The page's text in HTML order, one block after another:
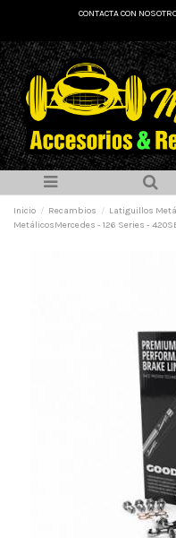
CONTACTA CON
Inicio Recambios Latiguillos
MetálicosMercedes - 126 Series - 420SE